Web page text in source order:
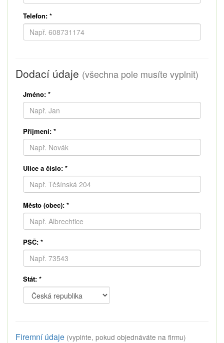
Telefon: *
Dodací údaje (všechna pole musíte vyplnit)
Jméno: *
Příjmení: *
Ulice a číslo: *
Město (obec): *
PSČ: *
Stát: *
Firemní údaje (vyplňte, pokud objednáváte na firmu)